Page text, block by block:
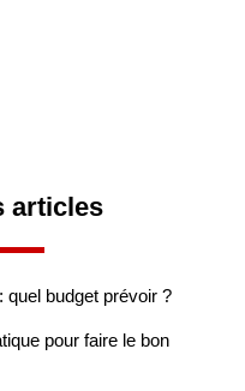
articles
budget prévoir ?
pour faire le bon